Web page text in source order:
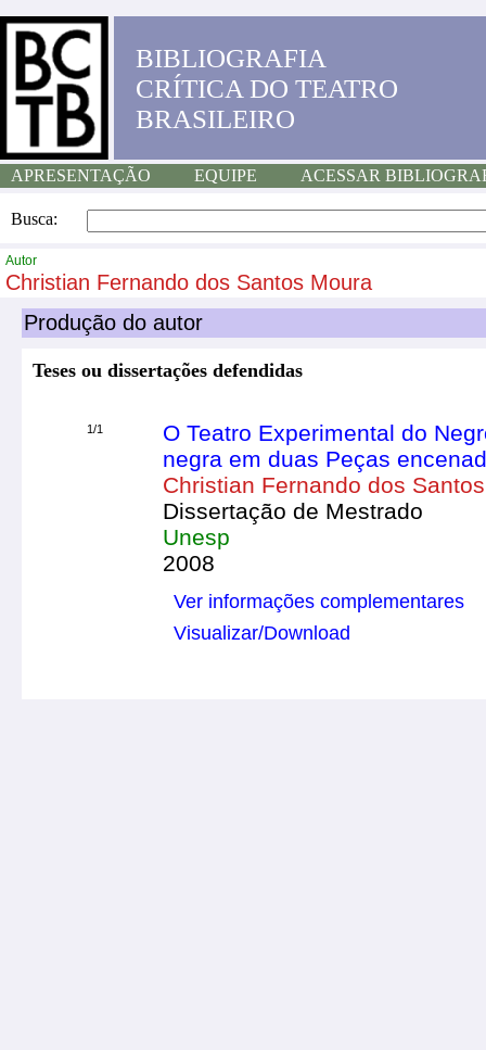
BIBLIOGRAFIA
CRÍTICA DO TEATRO
BRASILEIRO
APRESENTAÇÃO EQUIPE ACESSAR
Busca:
Autor
Christian Fernando dos Santos Moura
Produção do autor
Teses ou dissertações defendidas
1/1
O Teatro Experimental do
negra em duas Peças
Christian Fernando dos
Dissertação de Mestrado
Unesp
2008
Ver informações complementares
Visualizar/Download